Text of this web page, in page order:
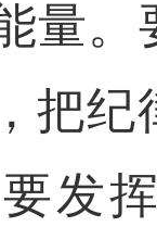
量。
把纪
发